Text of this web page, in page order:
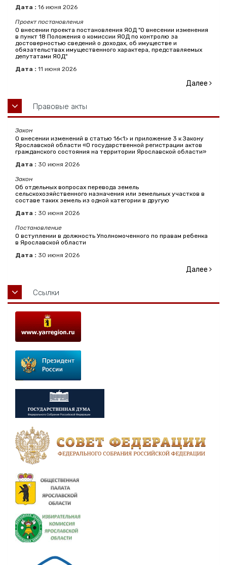
Дата : 16 июня 2026
Проект постановления
О внесении проекта постановления ЯОД "О внесении изменения
в пункт 18 Положения о комиссии ЯОД по контролю за
достоверностью сведений о доходах, об имуществе и
обязательствах имущественного характера, представляемых
депутатами ЯОД"
Дата : 11 июня 2026
Далее
Правовые акты
Закон
О внесении изменений в статью 16<1> и приложение 3 к Закону
Ярославской области «О государственной регистрации актов
гражданского состояния на территории Ярославской области»
Дата : 30 июня 2026
Закон
Об отдельных вопросах перевода земель
сельскохозяйственного назначения или земельных участков в
составе таких земель из одной категории в другую
Дата : 30 июня 2026
Постановление
О вступлении в должность Уполномоченного по правам ребенка
в Ярославской области
Дата : 30 июня 2026
Далее
Ссылки